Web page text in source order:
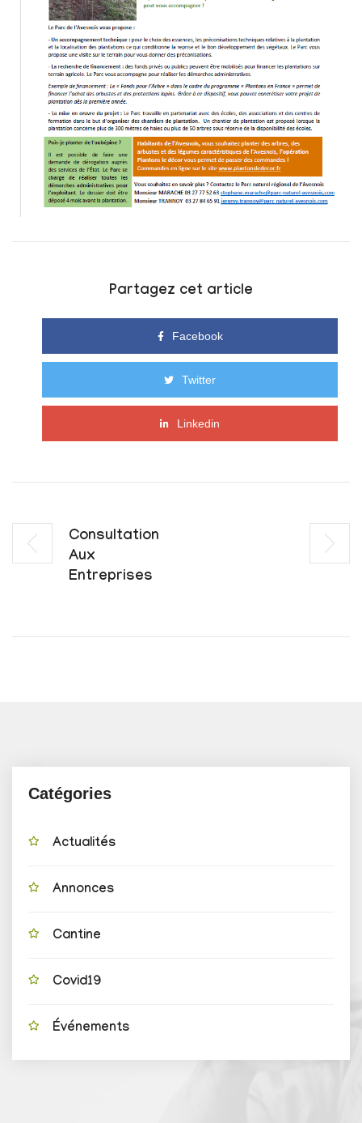
Partagez cet article
Facebook
Twitter
Linkedin
Consultation
Aux
Entreprises
Catégories
Actualités
Annonces
Cantine
Covid19
Événements